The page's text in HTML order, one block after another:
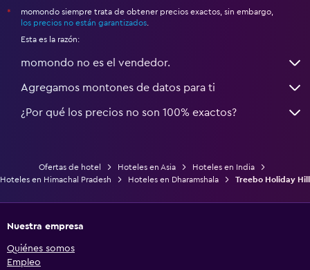
*
momondo siempre trata de obtener precios exactos, sin embargo,
los precios no están garantizados
Esta es la razón:
momondo no es el vendedor.
Agregamos montones de datos para ti
¿Por qué los precios no son 100% exactos?
Ofertas de hotel Hoteles en Asia
Hoteles en India
Hoteles en Himachal Pradesh
Hoteles en Dharamshala Treebo Holiday Hill
Nuestra empresa
Quiénes somos
Empleo